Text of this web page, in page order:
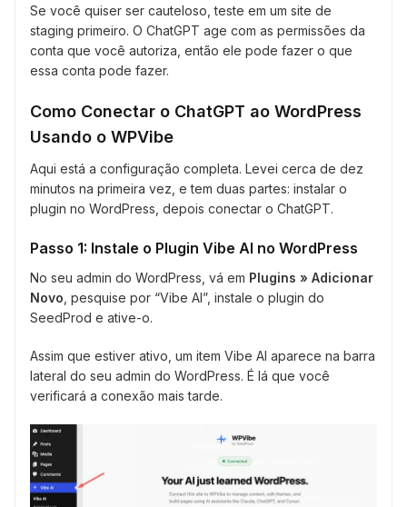
Se você quiser ser cauteloso, teste em um site de
staging primeiro. O ChatGPT age com as permissões da
conta que você autoriza, então ele pode fazer o que
essa conta pode fazer.
Como Conectar o ChatGPT ao WordPress
Usando o WPVibe
Aqui está a configuração completa. Levei cerca de dez
minutos na primeira vez, e tem duas partes: instalar o
plugin no WordPress, depois conectar o ChatGPT.
Passo 1: Instale o Plugin Vibe AI no WordPress
No seu admin do WordPress, vá em Plugins » Adicionar
Novo , pesquise por “Vibe AI”, instale o plugin do
SeedProd e ative-o.
Assim que estiver ativo, um item Vibe AI aparece na barra
lateral do seu admin do WordPress. É lá que você
verificará a conexão mais tarde.